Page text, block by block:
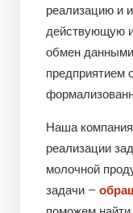
реализацию и
действующую
обмен
предприятием
Наша
реализации
молочной
задачи –